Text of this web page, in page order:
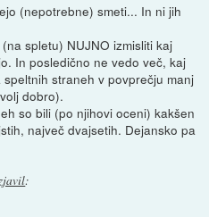
(nepotrebne) smeti... In ni jih
spletu) NUJNO izmisliti kaj
In posledično ne vedo več, kaj
straneh v povprečju manj
dobro).
so bili (po njihovi oceni) kakšen
največ dvajsetih. Dejansko pa
: